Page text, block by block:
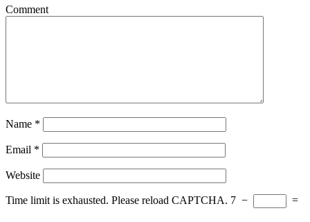
Comment
Name *
Email *
Website
Time limit is exhausted. Please reload CAPTCHA. 7 − =